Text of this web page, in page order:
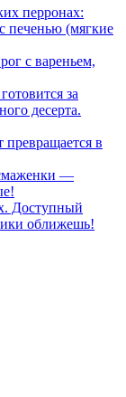
перронах:
печенью (мягкие
с вареньем,
за
десерта.
в
—
Доступный
оближешь!